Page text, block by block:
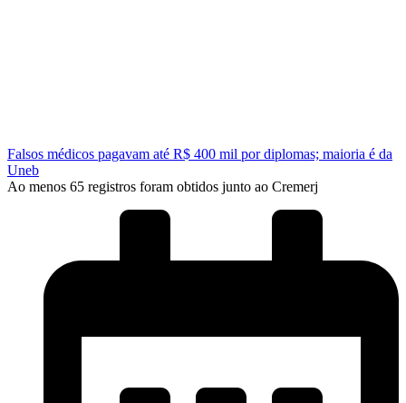
Falsos médicos pagavam até R$ 400 mil por diplomas; maioria é da
Uneb
Ao menos 65 registros foram obtidos junto ao Cremerj